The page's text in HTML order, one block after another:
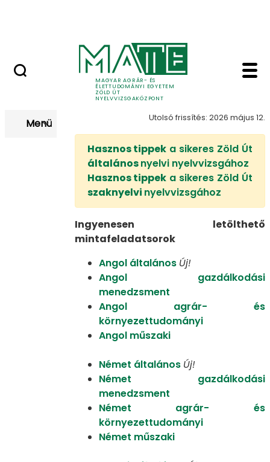
MAGYAR AGRÁR- ÉS
ÉLETTUDOMÁNYI EGYETEM
ZÖLD ÚT
NYELVVIZSGAKÖZPONT
Zöld Út nyelvvizsga
Mintafeladatsorok
Menü Utolsó frissítés: 2026 május 12.
Hasznos tippek a sikeres Zöld Út
általánosnyelvi nyelvvizsgához
Hasznos tippek a sikeres Zöld Út
szaknyelvi nyelvvizsgához
Ingyenesen letölthető
mintafeladatsorok​​​​
Angol általános Új!
Angol gazdálkodási
menedzsment
Angol agrár- és
környezettudományi
Angol műszaki
Német általános Új!
Német gazdálkodási
menedzsment
Német agrár- és
környezettudományi
Német műszaki